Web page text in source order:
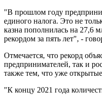
"В прошлом году
единого налога. Это не
казна пополнилась на 27,6
рекордом за пять лет", -
Отмечается, что рекорд
предпринимателей, так и
также тем, что уже
"К концу 2021 года